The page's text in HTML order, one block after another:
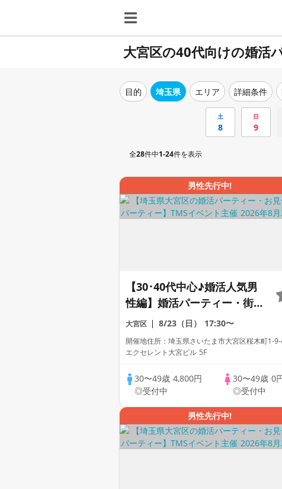
大宮区の40代向けの婚活
目的 埼玉県 エリア 詳細条件
土
8
日
9
全28件中1-24件を表示
男性先行中!
【30･40代中心♪婚活人気男
性編】婚活パーティー・街コ
ン ～真剣な出会い～
大宮区 8/23（日） 17:30〜
開催地住所：埼玉県さいたま市大宮区桜木町1-
エクセレント大宮ビル 5F
30〜49歳 4,800円
◎受付中
30〜49歳 0
◎受付中
男性先行中!